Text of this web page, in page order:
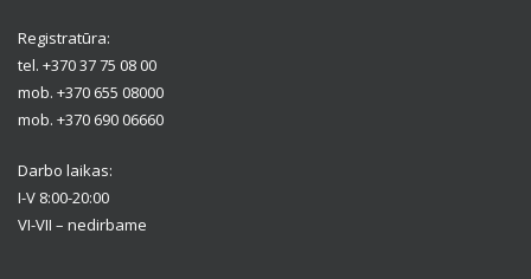
Registratūra:
tel. +370 37 75 08 00
mob. +370 655 08000
mob. +370 690 06660
Darbo laikas:
I-V 8:00-20:00
VI-VII – nedirbame